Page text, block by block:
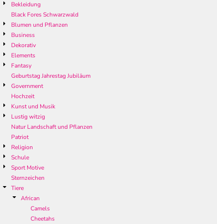
Bekleidung
Black Fores Schwarzwald
Blumen und Pflanzen
Business
Dekorativ
Elements
Fantasy
Geburtstag Jahrestag Jubiläum
Government
Hochzeit
Kunst und Musik
Lustig witzig
Natur Landschaft und Pflanzen
Patriot
Religion
Schule
Sport Motive
Sternzeichen
Tiere
African
Camels
Cheetahs